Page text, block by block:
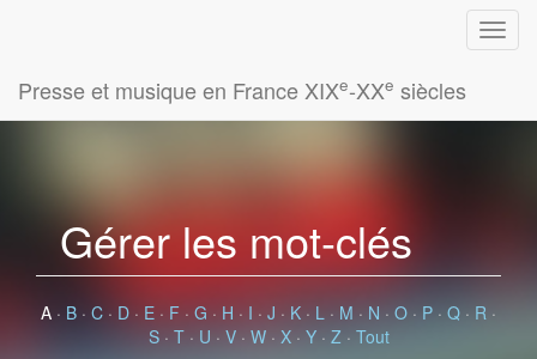
Presse et musique en France XIXe-XXe siècles
Gérer les mot-clés
A · B · C · D · E · F · G · H · I · J · K · L · M · N · O · P · Q · R ·
S· T· U · V· W· X· Y· Z· Tout